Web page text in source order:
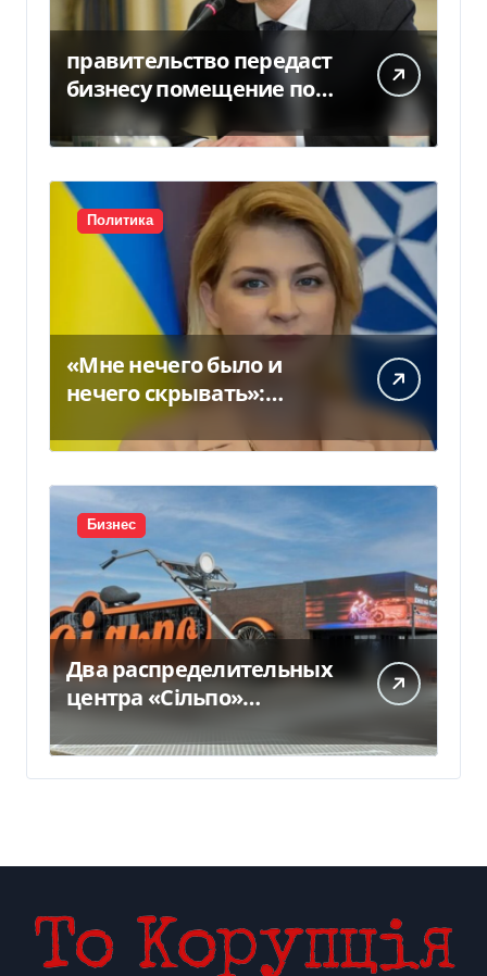
правительство передаст
бизнесу помещение под
склады
Политика
«Мне нечего было и
нечего скрывать»:
Стефанишина
прокомментировала
новое подозрение
Бизнес
Два распределительных
центра «Сільпо»
пострадали от
российской атаки —
Delo.ua